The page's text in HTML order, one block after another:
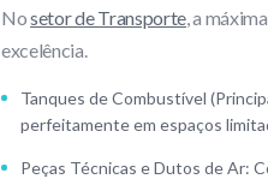
Nosetor de Transporte, a
excelência.
Tanques de Combustível
perfeitamente em espaços
Peças Técnicas e Dutos de Ar: